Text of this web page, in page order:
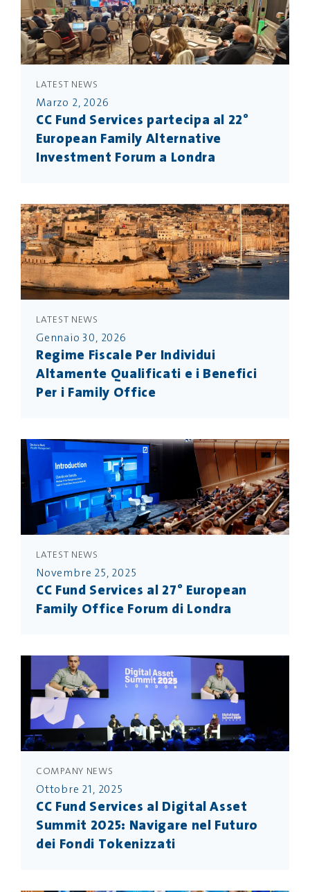
LATEST NEWS
Marzo 2, 2026
CC Fund Services partecipa al 22°
European Family Alternative
Investment Forum a Londra
LATEST NEWS
Gennaio 30, 2026
Regime Fiscale Per Individui
Altamente Qualificati e i Benefici
Per i Family Office
LATEST NEWS
Novembre 25, 2025
CC Fund Services al 27° European
Family Office Forum di Londra
COMPANY NEWS
Ottobre 21, 2025
CC Fund Services al Digital Asset
Summit 2025: Navigare nel Futuro
dei Fondi Tokenizzati